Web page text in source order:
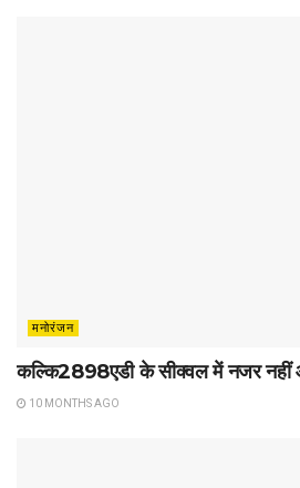
मनोरंजन
कल्कि2898एडी के सीक्वल में नजर नहीं
10 MONTHS AGO